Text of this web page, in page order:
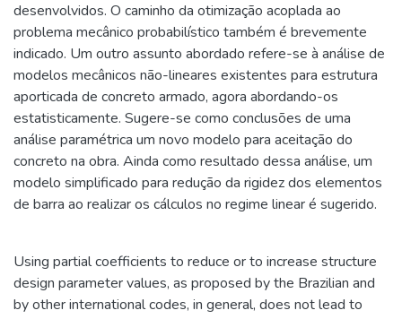
desenvolvidos. O caminho da otimização acoplada ao
problema mecânico probabilístico também é brevemente
indicado. Um outro assunto abordado refere-se à análise de
modelos mecânicos não-lineares existentes para estrutura
aporticada de concreto armado, agora abordando-os
estatisticamente. Sugere-se como conclusões de uma
análise paramétrica um novo modelo para aceitação do
concreto na obra. Ainda como resultado dessa análise, um
modelo simplificado para redução da rigidez dos elementos
de barra ao realizar os cálculos no regime linear é sugerido.
Using partial coefficients to reduce or to increase structure
design parameter values, as proposed by the Brazilian and
by other international codes, in general, does not lead to